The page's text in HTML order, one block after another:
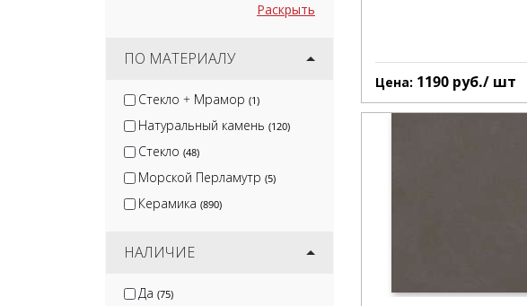
Раскрыть
ПО МАТЕРИАЛУ
Стекло + Мрамор (1)
Натуральный камень (120)
Стекло (48)
Морской Перламутр (5)
Керамика (890)
НАЛИЧИЕ
Да (75)
Цена: 1190 руб./ шт